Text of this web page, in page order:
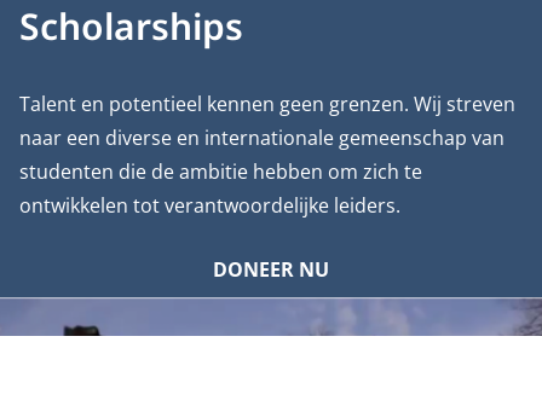
Scholarships
Talent en potentieel kennen geen grenzen. Wij streven
naar een diverse en internationale gemeenschap van
studenten die de ambitie hebben om zich te
ontwikkelen tot verantwoordelijke leiders.
DONEER NU